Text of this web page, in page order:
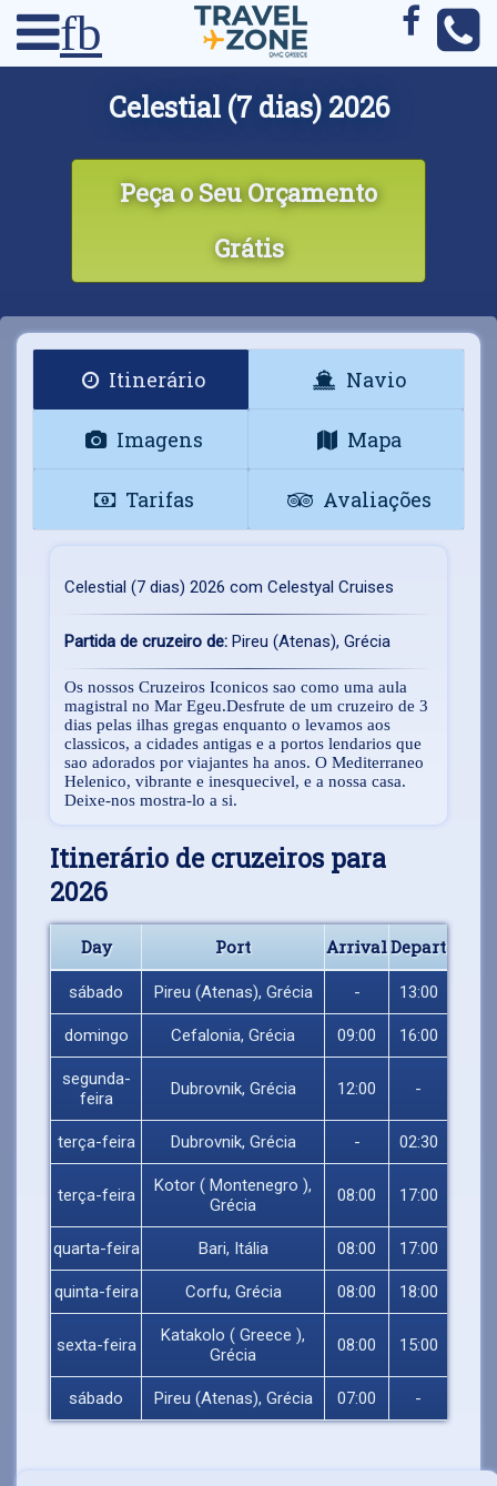
fb
Celestial (7 dias) 2026
Peça o Seu Orçamento
Grátis
Itinerário Navio
Imagens Mapa
Tarifas Avaliações
Celestial (7 dias) 2026 com Celestyal Cruises
Partida de cruzeiro de: Pireu (Atenas), Grécia
Os nossos Cruzeiros Iconicos sao como uma aula
magistral no Mar Egeu.Desfrute de um cruzeiro de 3
dias pelas ilhas gregas enquanto o levamos aos
classicos, a cidades antigas e a portos lendarios que
sao adorados por viajantes ha anos. O Mediterraneo
Helenico, vibrante e inesquecivel, e a nossa casa.
Deixe-nos mostra-lo a si.
Itinerário de cruzeiros para
2026
Day Port ArrivalDepart
sábado Pireu (Atenas), Grécia - 13:00
domingo Cefalonia, Grécia 09:00 16:00
segunda-
feira
Dubrovnik, Grécia 12:00 -
terça-feira Dubrovnik, Grécia - 02:30
terça-feira
Kotor ( Montenegro ),
Grécia
08:00 17:00
quarta-feira Bari, Itália 08:00 17:00
quinta-feira Corfu, Grécia 08:00 18:00
sexta-feira
Katakolo ( Greece ),
Grécia
08:00 15:00
sábado Pireu (Atenas), Grécia 07:00 -